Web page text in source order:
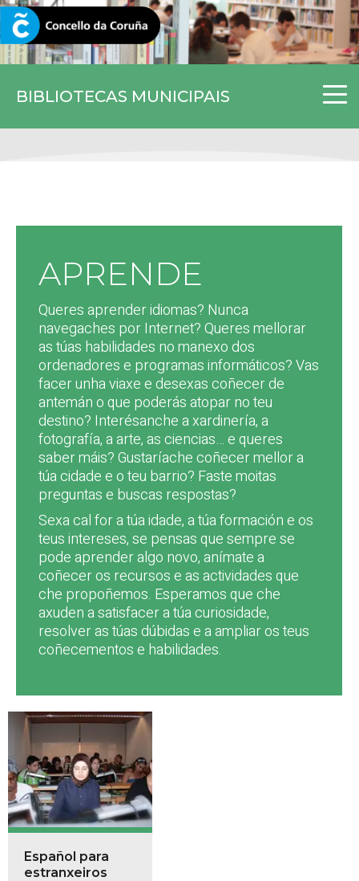
BIBLIOTECAS MUNICIPAIS
CORUNA.GAL
APRENDE
Queres aprender idiomas? Nunca
navegaches por Internet? Queres mellorar
as túas habilidades no manexo dos
ordenadores e programas informáticos? Vas
facer unha viaxe e desexas coñecer de
antemán o que poderás atopar no teu
destino? Interésanche a xardinería, a
fotografía, a arte, as ciencias… e queres
saber máis? Gustaríache coñecer mellor a
túa cidade e o teu barrio? Faste moitas
preguntas e buscas respostas?
Sexa cal for a túa idade, a túa formación e os
teus intereses, se pensas que sempre se
pode aprender algo novo, anímate a
coñecer os recursos e as actividades que
che propoñemos. Esperamos que che
axuden a satisfacer a túa curiosidade,
resolver as túas dúbidas e a ampliar os teus
coñecementos e habilidades.
Español para
estranxeiros